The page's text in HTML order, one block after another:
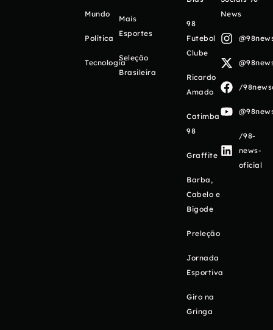
Mundo
Política
Tecnologia
Mais
Esportes
Seleção
Brasileira
98
Futebol
Clube
Ricardo
Amado
Catimba
98
Graffite
Barba,
Cabelo e
Bigode
Preleção
Jornada
Esportiva
Giro na
Gringa
News
/
/98-
news-
oficial